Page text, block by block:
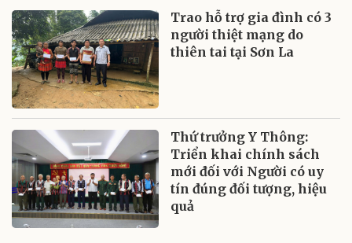
Trao hỗ trợ gia đình có 3
người thiệt mạng do
thiên tai tại Sơn La
Thứ trưởng Y Thông:
Triển khai chính sách
mới đối với Người có uy
tín đúng đối tượng, hiệu
quả